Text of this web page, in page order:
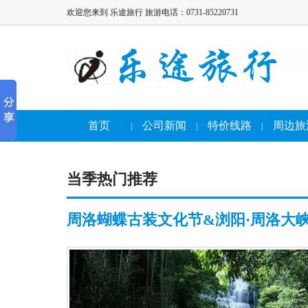
欢迎您来到 乐途旅行 旅游电话：0731-85220731
首页 公司新闻 特价线路 周边旅
当季热门推荐
周洛蝴蝶古装文化节&浏阳·周洛大